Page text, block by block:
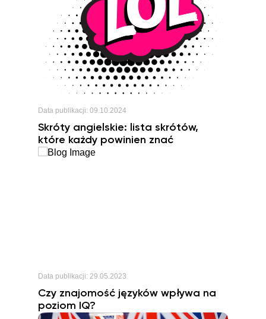
Data publikacji: 09.10.2024
Skróty angielskie: lista skrótów,
które każdy powinien znać
Data publikacji: 29.05.2023
Czy znajomość języków wpływa na
poziom IQ?